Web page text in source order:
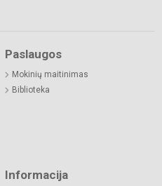
Paslaugos
Mokinių maitinimas
Biblioteka
Informacija